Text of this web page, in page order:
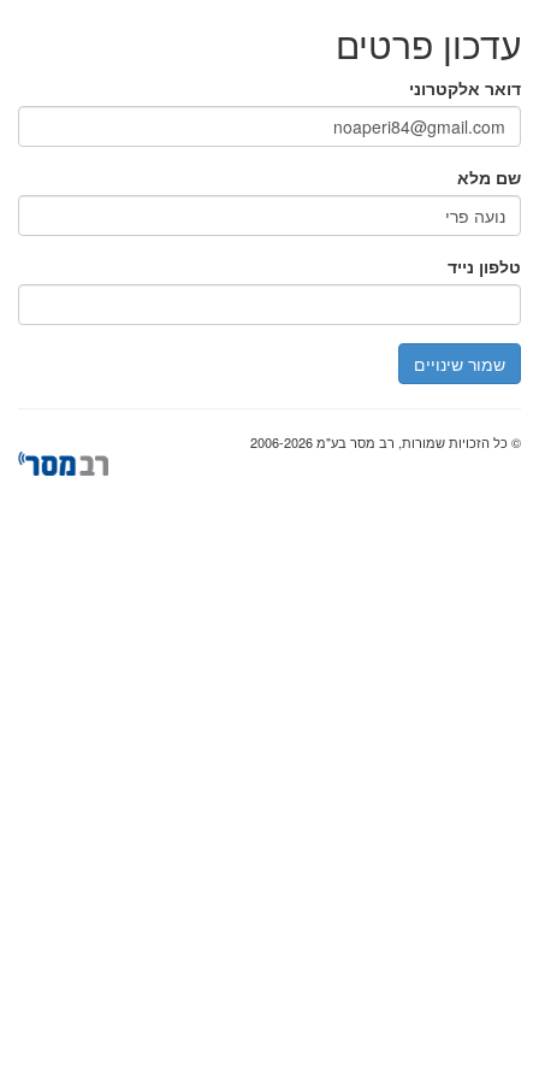
עדכון פרטים
דואר אלקטרוני
שם מלא
טלפון נייד
שמור שינויים
© כל הזכויות שמורות, רב מסר בע"מ 2006-2026